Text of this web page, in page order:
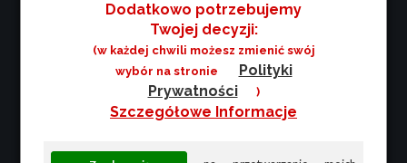
Dodatkowo potrzebujemy
Twojej decyzji:
(w każdej chwili możesz zmienić swój
wybór na stronie
Polityki
Prywatności
)
Szczegółowe Informacje